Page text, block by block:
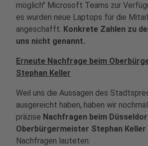
möglich" Microsoft Teams zur
es wurden neue Laptops für die
angeschafft. Konkrete Zahlen zu
uns nicht genannt.
Erneute Nachfrage beim
Stephan Keller
Weil uns die Aussagen des
ausgereicht haben, haben wir
präzise Nachfragen beim
Oberbürgermeister Stephan Keller
Nachfragen lauteten: